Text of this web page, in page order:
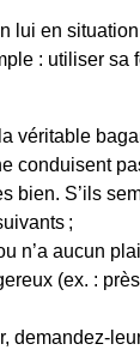
lui en
: utiliser sa
véritable
conduisent
bien. S’ils
;
n’a aucun
(ex. :
demandez-